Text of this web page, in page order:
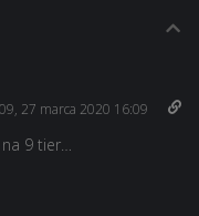
27 marca 2020 16:09
9 tier…